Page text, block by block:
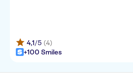
4,1/5 (4)
+100 Smiles